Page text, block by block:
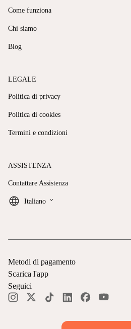
Come funziona
Chi siamo
Blog
LEGALE
Politica di privacy
Politica di cookies
Termini e condizioni
ASSISTENZA
Contattare Assistenza
Italiano keyboard_arrow_down
Metodi di pagamento
Scarica l'app
Seguici